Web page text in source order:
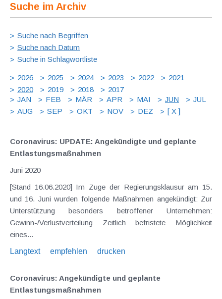
Suche im Archiv
Suche nach Begriffen
Suche nach Datum
Suche in Schlagwortliste
2026 2025 2024 2023 2022
2021
2020
2019 2018
2017
JAN
FEB MÄR APR MAI JUN
JUL
AUG
SEP OKT NOV DEZ [ X ]
Coronavirus: UPDATE: Angekündigte und geplante
Entlastungsmaßnahmen
Juni 2020
[Stand 16.06.2020] Im Zuge der Regierungsklausur am 15.
und 16. Juni wurden folgende Maßnahmen angekündigt: Zur
Unterstützung besonders betroffener Unternehmen:
Gewinn-/Verlustverteilung Zeitlich befristete Möglichkeit
eines...
Langtext
empfehlen drucken
Coronavirus: Angekündigte und geplante
Entlastungsmaßnahmen